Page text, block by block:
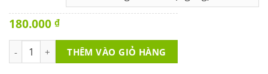
180.000 ₫
Tranh Dán Tường 3D Phòng Khách 17405115 số lượng
THÊM VÀO GIỎ HÀNG